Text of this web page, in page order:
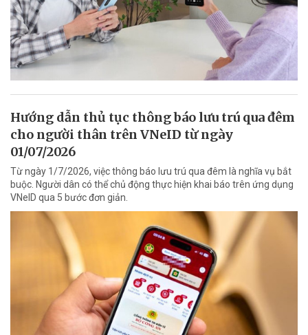
Hướng dẫn thủ tục thông báo lưu trú qua đêm
cho người thân trên VNeID từ ngày
01/07/2026
Từ ngày 1/7/2026, việc thông báo lưu trú qua đêm là nghĩa vụ bắt
buộc. Người dân có thể chủ động thực hiện khai báo trên ứng dụng
VNeID qua 5 bước đơn giản.